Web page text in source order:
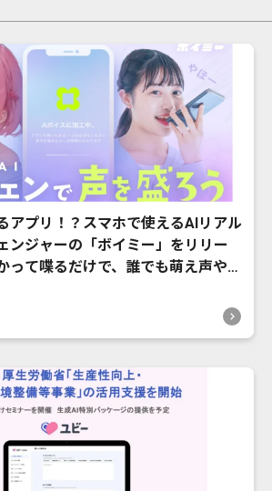
アプリ！？スマホで使えるAIリアル
ンジャーの「ボイミー」をリリー
って喋るだけで、誰でも萌え声やイ
が可能に。